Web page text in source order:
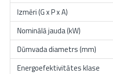
Izmēri (G x P x A)
Nominālā jauda (kW)
Dūmvada diametrs (mm)
Energoefektivitātes klase